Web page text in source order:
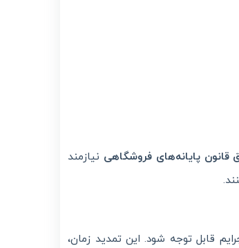
پایانه‌های فروشگاهی نیازمند
قابل توجه شود. این تمدید زمان،